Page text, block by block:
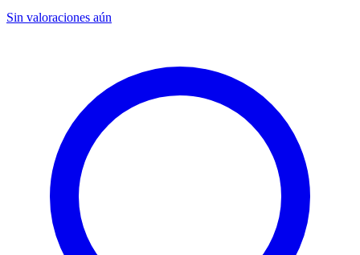
Sin valoraciones aún